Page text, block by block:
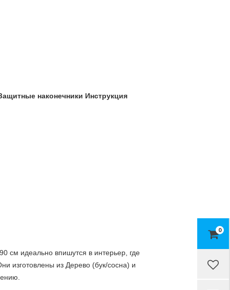
0
наконечники Инструкция
см идеально впишутся в интерьер, где
изготовлены из Дерево (бук/сосна) и